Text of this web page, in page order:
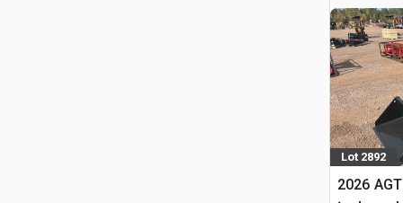
Lot 2892
2026